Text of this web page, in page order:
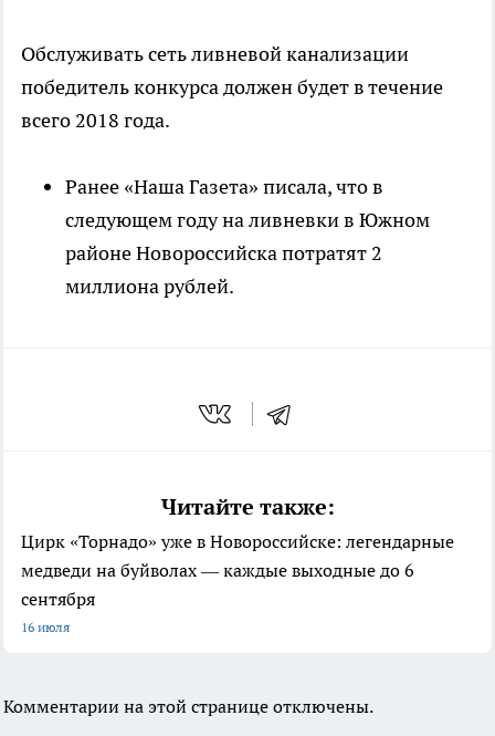
Обслуживать сеть ливневой канализации
победитель конкурса должен будет в течение
всего 2018 года.
Ранее «Наша Газета» писала, что в
следующем году на ливневки в Южном
районе Новороссийска потратят 2
миллиона рублей.
Читайте также:
Цирк «Торнадо» уже в Новороссийске: легендарные
медведи на буйволах — каждые выходные до 6
сентября
16 июля
Комментарии на этой странице отключены.